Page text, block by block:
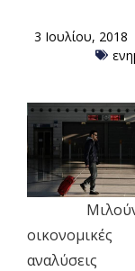
3 Ιουλίου, 2018
οικονομικές